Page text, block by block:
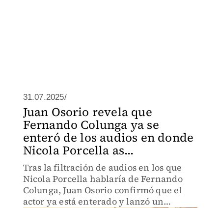
31.07.2025/
Juan Osorio revela que
Fernando Colunga ya se
enteró de los audios en donde
Nicola Porcella as...
Tras la filtración de audios en los que
Nicola Porcella hablaría de Fernando
Colunga, Juan Osorio confirmó que el
actor ya está enterado y lanzó un